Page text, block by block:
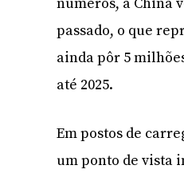
passado, o que
ainda pôr 5
até 2025.
Em postos de
um ponto de vista